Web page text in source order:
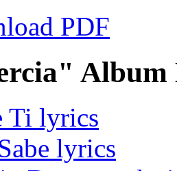
PDF
Album
Ti lyrics
lyrics